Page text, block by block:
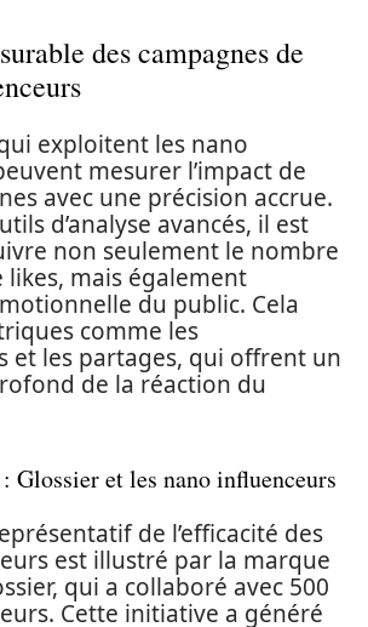
des campagnes de
exploitent les nano
mesurer l’impact de
avec une précision accrue.
d’analyse avancés, il est
non seulement le nombre
likes, mais également
du public. Cela
comme les
et les partages, qui offrent un
de la réaction du
Glossier et les nano influenceurs
de l’efficacité des
est illustré par la marque
qui a collaboré avec 500
Cette initiative a généré